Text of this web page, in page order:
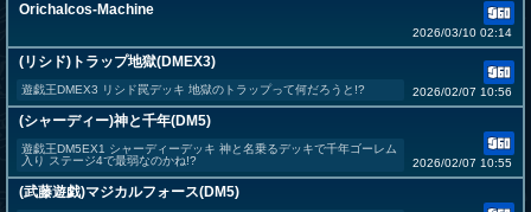
Orichalcos-Machine
2026/03/10 02:14
(リシド)トラップ地獄(DMEX3)
遊戯王DMEX3 リシド罠デッキ 地獄のトラップって何だろうと!? 2026/02/07 10:56
(シャーディー)神と千年(DM5)
遊戯王DM5EX1 シャーディーデッキ 神と名乗るデッキで千年ゴーレム
入り ステージ4で最弱なのかね!?
2026/02/07 10:55
(武藤遊戯)マジカルフォース(DM5)